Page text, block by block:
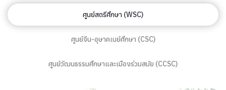
ศูนย์สตรีศึกษา (WSC)
ศูนย์จีน-อุษาคเนย์ศึกษา (CSC)
ศูนย์วัฒนธรรมศึกษาและเมืองร่วมสมัย (CCSC)